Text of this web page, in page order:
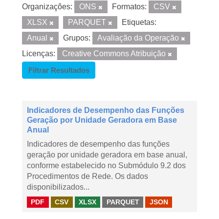
Organizações: ONS Formatos:
CSV
XLSX
PARQUET
Etiquetas:
Anual
Grupos:
Avaliação da Operação
Licenças:
Creative Commons Atribuição
Filtrar Resultados
Indicadores de Desempenho das Funções
Geração por Unidade Geradora em Base
Anual
Indicadores de desempenho das funções
geração por unidade geradora em base anual,
conforme estabelecido no Submódulo 9.2 dos
Procedimentos de Rede. Os dados
disponibilizados...
PDF CSV XLSX PARQUET JSON